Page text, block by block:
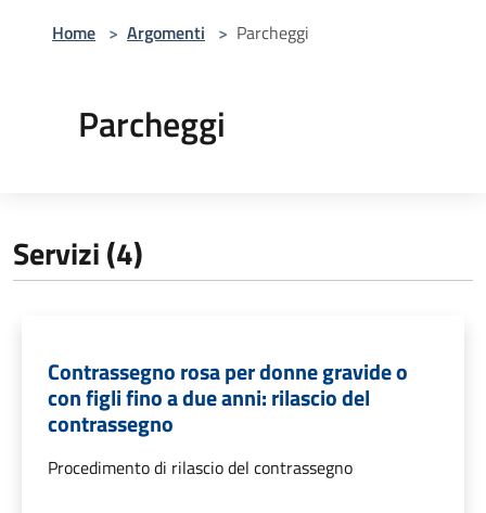
Home > Argomenti > Parcheggi
Parcheggi
Servizi (4)
Contrassegno rosa per donne gravide o
con figli fino a due anni: rilascio del
contrassegno
Procedimento di rilascio del contrassegno